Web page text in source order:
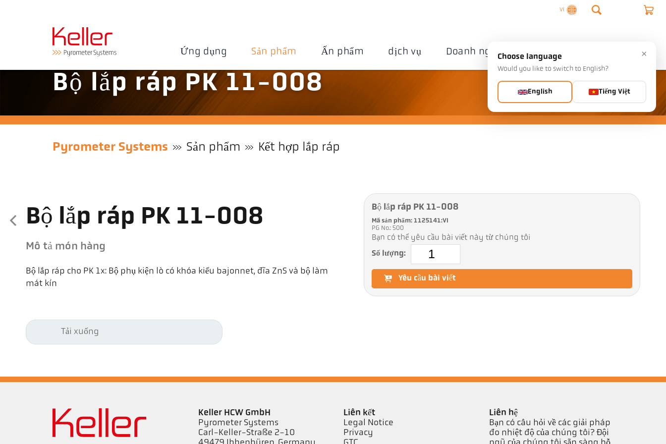
VI
Ứng dụng Sản phẩm Ấn phẩm dịch vụ Doanh nghiệp
Bộ lắp ráp PK 11-008
Pyrometer Systems Sản phẩm Kết hợp lắp ráp
Bộ lắp ráp PK 11-008
Mô tả món hàng
Bộ lắp ráp cho PK 1x: Bộ phụ kiện lò có khóa kiểu bajonnet, đĩa ZnS và bộ làm
mát kín
Bộ lắp ráp PK 11-008
Mã sản phẩm: 1125141:VI
PG No.: 500
Bạn có thể yêu cầu bài viết này từ chúng tôi
Số lượng:
Yêu cầu bài viết
Tải xuống
Keller HCW GmbH
Pyrometer Systems
Carl-Keller-Straße 2-10
Liên kết
Legal Notice
Privacy
Liên hệ
Bạn có câu hỏi về các giải pháp
đo nhiệt độ của chúng tôi? Đội
×
Choose language
Would you like to switch to English?
English Tiếng Việt